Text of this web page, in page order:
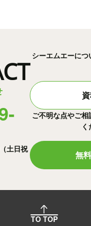
土日祝
シーエムエーに
ご不明な点やご
無
TO TOP